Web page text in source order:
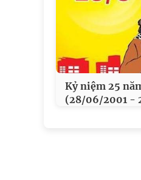
Kỷ niệm 25
(28/06/2001 -